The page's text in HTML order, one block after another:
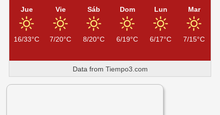
Jue
16/33°C
Vie
7/20°C
Sáb
8/20°C
Dom
6/19°C
Lun
6/17°C
Mar
7/15°C
Data from Tiempo3.com